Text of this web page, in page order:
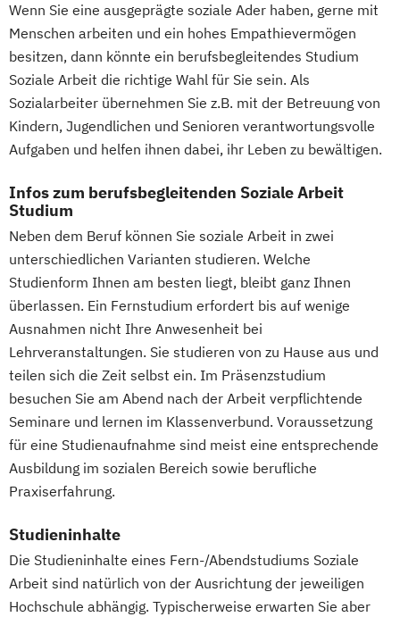
Psychologie und Psychologisches
Empowerment
Psychosoziale Beratung in Sozialer Arbeit
Sicherheitsmanagement
Soziale Arbeit
Tourismusmanagement
UX-Design
Wirtschaftsingenieurwesen (Teilzeit und
Vollzeit)
Wirtschaftsingenieurwesen mit
Schwerpunkt Nachhaltigkeit
Wirtschaftspsychologie
Wirtschaftspsychologie mit Schwerpunkt
Digitalisierung
Wirtschaftsrecht
Wirtschaftsrecht mit internationalen
Aspekten
Wenn Sie eine ausgeprägte soziale Ader haben, gerne mit
Menschen arbeiten und ein hohes Empathievermögen
besitzen, dann könnte ein berufsbegleitendes Studium
Soziale Arbeit die richtige Wahl für Sie sein. Als
Sozialarbeiter übernehmen Sie z.B. mit der Betreuung von
Kindern, Jugendlichen und Senioren verantwortungsvolle
Aufgaben und helfen ihnen dabei, ihr Leben zu bewältigen.
Infos zum berufsbegleitenden Soziale Arbeit
Studium
Neben dem Beruf können Sie soziale Arbeit in zwei
unterschiedlichen Varianten studieren. Welche
Studienform Ihnen am besten liegt, bleibt ganz Ihnen
überlassen. Ein Fernstudium erfordert bis auf wenige
Ausnahmen nicht Ihre Anwesenheit bei
Lehrveranstaltungen. Sie studieren von zu Hause aus und
teilen sich die Zeit selbst ein. Im Präsenzstudium
besuchen Sie am Abend nach der Arbeit verpflichtende
Seminare und lernen im Klassenverbund. Voraussetzung
für eine Studienaufnahme sind meist eine entsprechende
Ausbildung im sozialen Bereich sowie berufliche
Praxiserfahrung.
Studieninhalte
Die Studieninhalte eines Fern-/Abendstudiums Soziale
Arbeit sind natürlich von der Ausrichtung der jeweiligen
Hochschule abhängig. Typischerweise erwarten Sie aber